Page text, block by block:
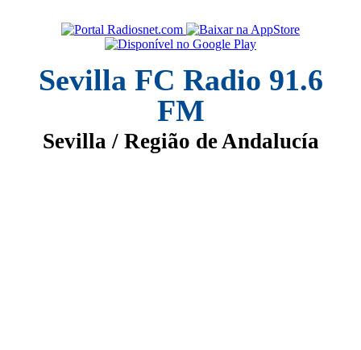
Sevilla FC Radio 91.6
FM
Sevilla / Região de Andalucía